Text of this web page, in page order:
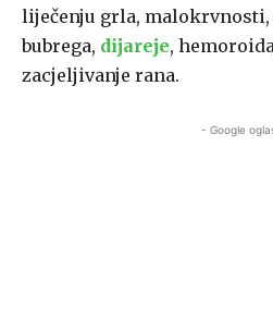
liječenju grla,
bubrega, dijareje,
zacjeljivanje rana.
- Google